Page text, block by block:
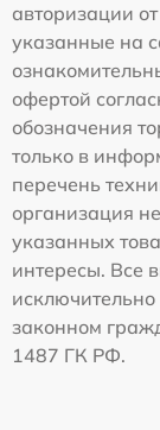
авторизации
указанные на
офертой
обозначения
только в
перечень
организация
указанных
интересы. Все
законном
1487 ГК РФ.